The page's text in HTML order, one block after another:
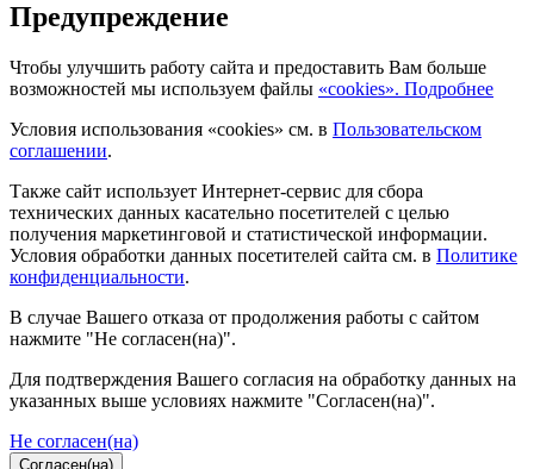
Предупреждение
Чтобы улучшить работу сайта и предоставить Вам больше
возможностей мы используем файлы «cookies». Подробнее
Условия использования «cookies» см. в Пользовательском
соглашении.
Также сайт использует Интернет-сервис для сбора
технических данных касательно посетителей с целью
получения маркетинговой и статистической информации.
Условия обработки данных посетителей сайта см. в Политике
конфиденциальности.
В случае Вашего отказа от продолжения работы с сайтом
нажмите "Не согласен(на)".
Для подтверждения Вашего согласия на обработку данных на
указанных выше условиях нажмите "Согласен(на)".
Не согласен(на)